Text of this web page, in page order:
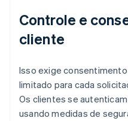
Controle e
cliente
Isso exige
limitado para cada
Os clientes se
usando medidas de